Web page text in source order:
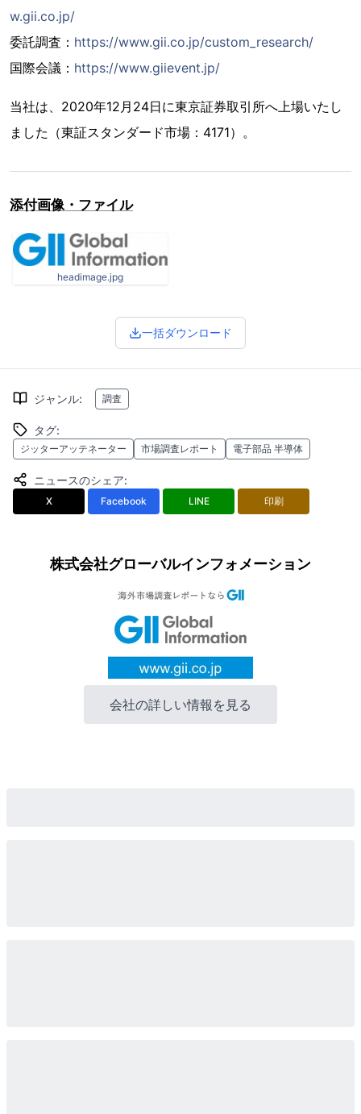
w.gii.co.jp/
委託調査： https://www.gii.co.jp/custom_research/
国際会議： https://www.giievent.jp/
当社は、2020年12月24日に東京証券取引所へ上場いたし
ました（東証スタンダード市場：4171）。
添付画像・ファイル
headimage.jpg
一括ダウンロード
ジャンル: 調査
タグ:
ジッターアッテネーター 市場調査レポート 電子部品 半導体
ニュースのシェア:
X Facebook LINE 印刷
株式会社グローバルインフォメーション
会社の詳しい情報を見る